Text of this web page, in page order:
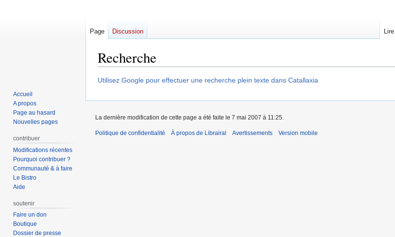
Recherche
Aller
la
Aller
la
Utilisez Google pour effectuer une recherche plein texte dans Catallaxia
Page Discussion Lire
Accueil
A propos
Page au hasard
Nouvelles pages
contribuer
Modifications récentes
Pourquoi contribuer ?
Communauté & à faire
Le Bistro
Aide
soutenir
Faire un don
Boutique
Dossier de presse
La dernière modification de cette page a été faite le 7 mai 2007 à 11:25.
Politique de confidentialité À propos de Librairal Avertissements Version mobile